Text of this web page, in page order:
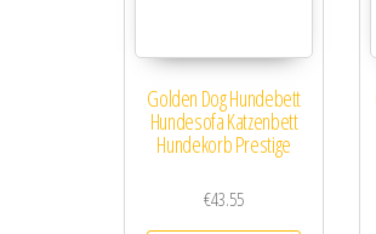
Golden Dog Hundebett
Hundesofa Katzenbett
Hundekorb Prestige
€43.55